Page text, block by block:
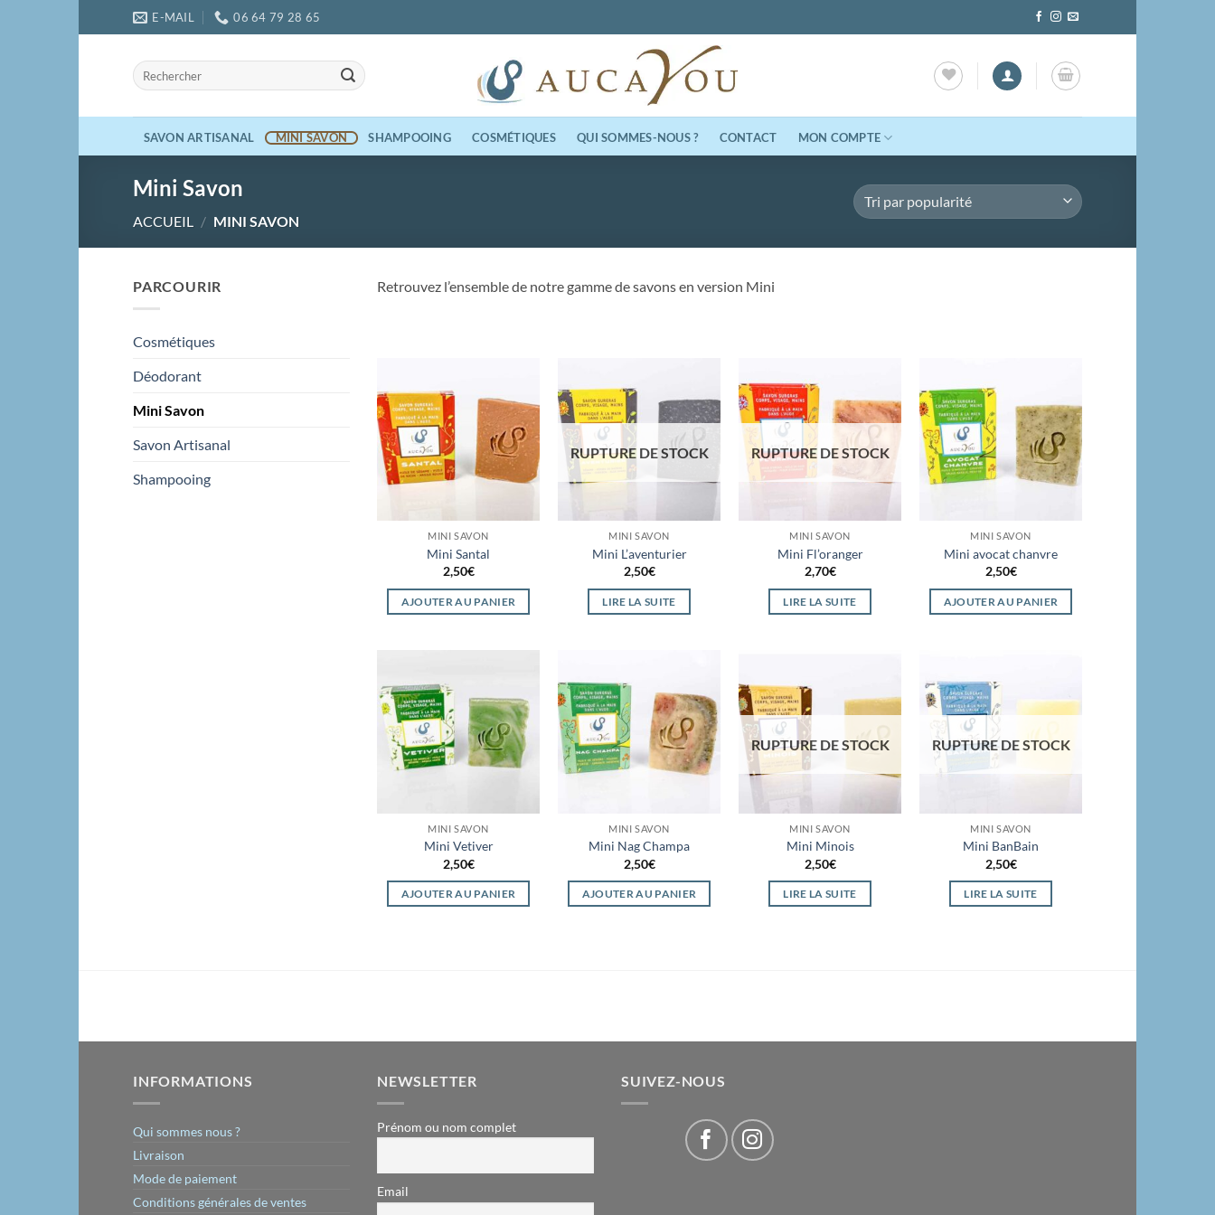
au
E-MAIL 06 64 79 28 65
Recherche
pour :
SAVON ARTISANAL MINI SAVON SHAMPOOING COSMÉTIQUES QUI SOMMES-NOUS ? CONTACT MON COMPTE
Mini Savon
ACCUEIL / MINI SAVON
PARCOURIR
Cosmétiques
Déodorant
Mini Savon
Savon Artisanal
Shampooing
Retrouvez l’ensemble de notre gamme de savons en version Mini
Ajouter
à la
wishlist
MINI SAVON
Mini Santal
2,50€
AJOUTER AU PANIER
Ajouter
à la
wishlist
RUPTURE DE STOCK
MINI SAVON
Mini L’aventurier
2,50€
LIRE LA SUITE
Ajouter
à la
wishlist
RUPTURE DE STOCK
MINI SAVON
Mini Fl’oranger
2,70€
LIRE LA SUITE
Ajouter
à la
wishlist
MINI SAVON
Mini avocat chanvre
2,50€
AJOUTER AU PANIER
Ajouter
à la
wishlist
MINI SAVON
Mini Vetiver
2,50€
AJOUTER AU PANIER
Ajouter
à la
wishlist
MINI SAVON
Mini Nag Champa
2,50€
AJOUTER AU PANIER
Ajouter
à la
RUPTURE DE STOCK
MINI SAVON
Mini Minois
2,50€
LIRE LA SUITE
Ajouter
à la
RUPTURE DE STOCK
MINI SAVON
Mini BanBain
2,50€
LIRE LA SUITE
INFORMATIONS
Qui sommes nous ?
Livraison
Mode de paiement
Conditions générales de ventes
NEWSLETTER
Prénom ou nom complet
Email
SUIVEZ-NOUS